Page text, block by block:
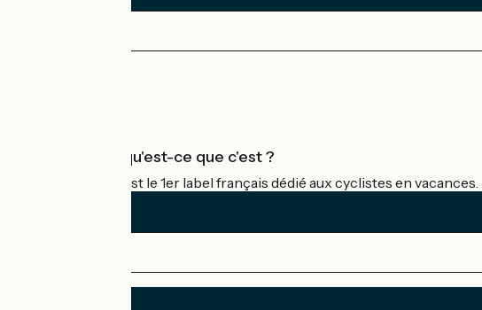
Accueil Vélo qu'est-ce que c'est ?
Accueil Vélo c'est le 1er label français dédié aux cyclistes en vacances.